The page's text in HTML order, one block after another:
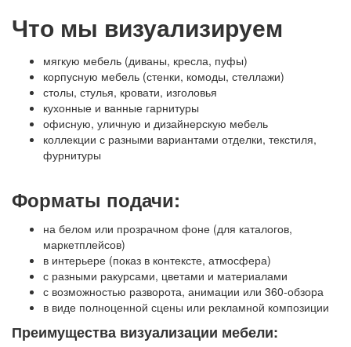
Что мы визуализируем
мягкую мебель (диваны, кресла, пуфы)
корпусную мебель (стенки, комоды, стеллажи)
столы, стулья, кровати, изголовья
кухонные и ванные гарнитуры
офисную, уличную и дизайнерскую мебель
коллекции с разными вариантами отделки, текстиля,
фурнитуры
Форматы подачи:
на белом или прозрачном фоне (для каталогов,
маркетплейсов)
в интерьере (показ в контексте, атмосфера)
с разными ракурсами, цветами и материалами
с возможностью разворота, анимации или 360-обзора
в виде полноценной сцены или рекламной композиции
Преимущества визуализации мебели: